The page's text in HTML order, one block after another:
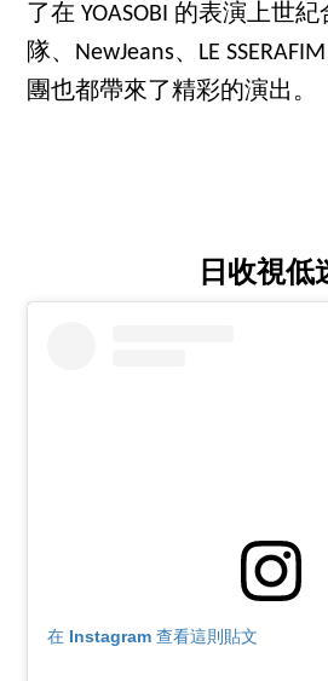
了在 YOASOBI 的表演上世
隊、NewJeans、LE
團也都帶來了精彩的演出。
日收視低
在 Instagram 查看這則貼文